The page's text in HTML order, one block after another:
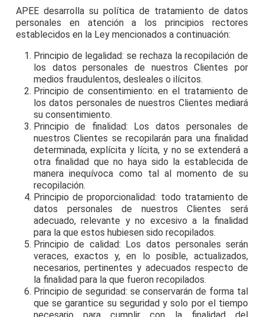
APEE desarrolla su política de tratamiento de datos
personales en atención a los principios rectores
establecidos en la Ley mencionados a continuación:
Principio de legalidad: se rechaza la recopilación de
los datos personales de nuestros Clientes por
medios fraudulentos, desleales o ilícitos.
Principio de consentimiento: en el tratamiento de
los datos personales de nuestros Clientes mediará
su consentimiento.
Principio de finalidad: Los datos personales de
nuestros Clientes se recopilarán para una finalidad
determinada, explícita y lícita, y no se extenderá a
otra finalidad que no haya sido la establecida de
manera inequívoca como tal al momento de su
recopilación.
Principio de proporcionalidad: todo tratamiento de
datos personales de nuestros Clientes será
adecuado, relevante y no excesivo a la finalidad
para la que estos hubiesen sido recopilados.
Principio de calidad: Los datos personales serán
veraces, exactos y, en lo posible, actualizados,
necesarios, pertinentes y adecuados respecto de
la finalidad para la que fueron recopilados.
Principio de seguridad: se conservarán de forma tal
que se garantice su seguridad y solo por el tiempo